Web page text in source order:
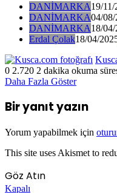
DANİMARKA19/
DANİMARKA04/
DANİMARKA18/
Erdal Çolak18/04/
0 2.720 2 dakika okuma
Daha Fazla Göster
Bir yanıt yazın
Yorum yapabilmek için
This site uses Akismet to
Göz Atın
Kapalı